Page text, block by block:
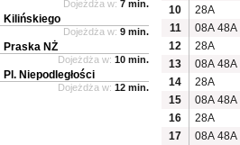
10
28A
11
08A 48A
12
28A
13
08A 48A
14
28A
15
08A 48A
16
28A
17
08A 48A
Dojeżdża w: 7 min.
Kilińskiego
Dojeżdża w: 9 min.
Praska NŻ
Dojeżdża w: 10 min.
Pl. Niepodległości
Dojeżdża w: 12 min.